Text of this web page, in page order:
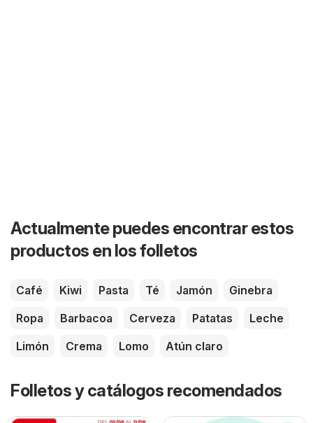
Actualmente puedes encontrar estos
productos en los folletos
Café Kiwi Pasta Té Jamón
Ginebra
Ropa
Barbacoa Cerveza Patatas
Leche
Limón
Crema Lomo Atún claro
Folletos y catálogos recomendados